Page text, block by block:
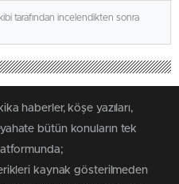
tarafından incelendikten sonra
haberler, köşe yazıları,
bütün konuların tek
kaynak gösterilmeden